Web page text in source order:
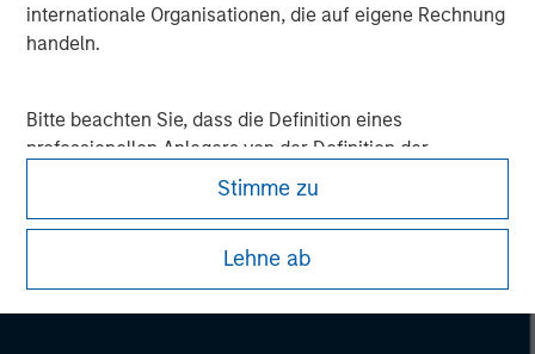
internationale Organisationen, die auf eigene Rechnung
handeln.
Bitte beachten Sie, dass die Definition eines
professionellen Anlegers von der Definition der
Regulierungsbehörde des Landes abweichen kann, von
Stimme zu
Lehne ab